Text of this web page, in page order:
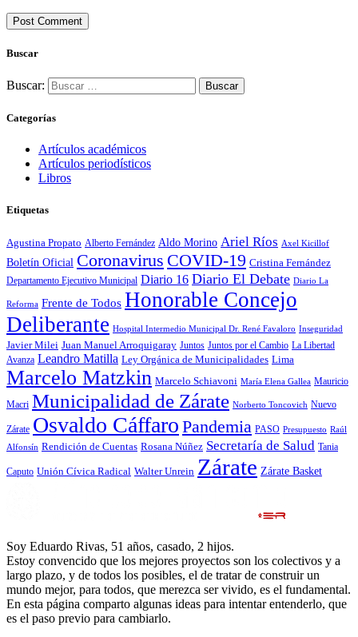
Buscar
Buscar:
Categorías
Artículos académicos
Artículos periodísticos
Libros
Etiquetas
Agustina Propato Alberto Fernández Aldo Morino Ariel Ríos Axel Kicillof
Boletín Oficial Coronavirus COVID-19 Cristina Fernández
Departamento Ejecutivo Municipal Diario 16 Diario El Debate Diario La
Reforma Frente de Todos Honorable Concejo
Deliberante Hospital Intermedio Municipal Dr. René Favaloro Inseguridad
Javier Milei Juan Manuel Arroquigaray Juntos Juntos por el Cambio La Libertad
Avanza Leandro Matilla Ley Orgánica de Municipalidades Lima
Marcelo Matzkin Marcelo Schiavoni María Elena Gallea Mauricio
Macri Municipalidad de Zárate Norberto Toncovich Nuevo
Zárate Osvaldo Cáffaro Pandemia PASO Presupuesto Raúl
Alfonsín Rendición de Cuentas Rosana Núñez Secretaría de Salud Tania
Caputo Unión Cívica Radical Walter Unrein Zárate Zárate Basket
Soy Eduardo Rivas, 51 años, casado, 2 hijos.
Estoy convencido que los mejores proyectos son los colectivos y a
largo plazo, y de todos los posibles, el de tratar de construir un
mundo mejor, para todos, que merezca ser vivido, es el fundamental.
En esta página comparto algunas ideas para intentar entenderlo, que
es el paso previo para cambiarlo.